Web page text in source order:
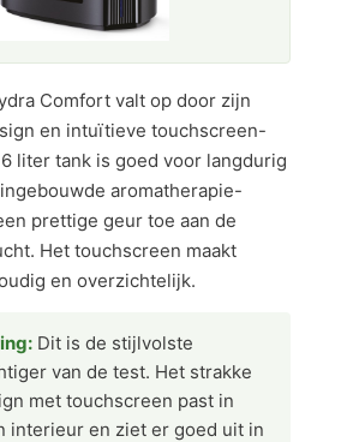
Comfort valt op door zijn
en intuïtieve touchscreen-
liter tank is goed voor langdurig
aromatherapie-
prettige geur toe aan de
Het touchscreen maakt
en overzichtelijk.
Dit is de stijlvolste
van de test. Het strakke
met touchscreen past in
interieur en ziet er goed uit in